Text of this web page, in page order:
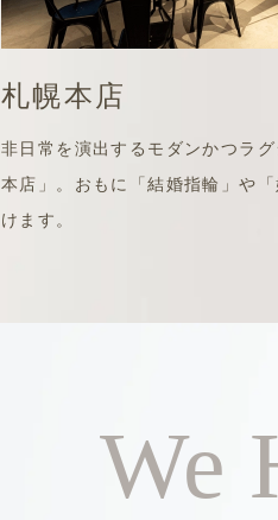
札幌本店
非日常を演出するモダンかつラ
本店」。おもに「結婚指輪」や
けます。
We